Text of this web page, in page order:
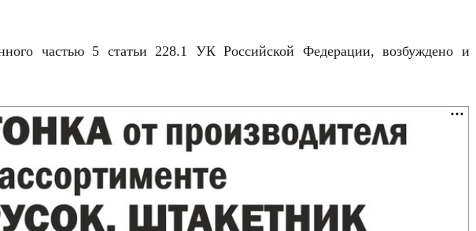
частью 5 статьи 228.1 УК Российской Федерации, возбуждено и